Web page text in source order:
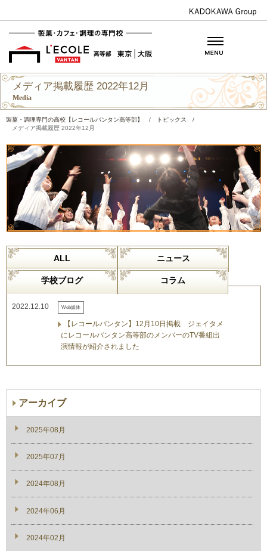
メディア掲載履歴 2022年12月
Media
製菓・調理専門の高校【レコールバンタン高等部】 / トピックス
/
メディア掲載履歴 2022年12月
ALL ニュース
学校ブログ コラム
2022.12.10 Web媒体
【レコールバンタン】12月10日掲載 ジェイタメ
にレコールバンタン高等部のメンバーのTV番組出
演情報が紹介されました
アーカイブ
2025年08月
2025年07月
2024年08月
2024年06月
2024年02月